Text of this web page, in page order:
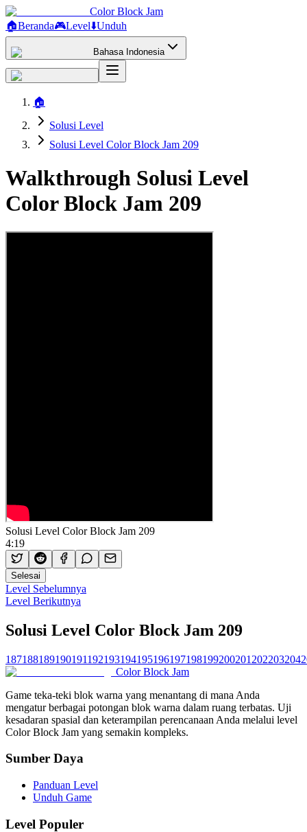
Color Block Jam
🏠Beranda🎮Level⬇️Unduh
Bahasa Indonesia
🏠
Solusi Level
Solusi Level Color Block Jam 209
Walkthrough Solusi Level
Color Block Jam 209
Solusi Level Color Block Jam 209
4:19
Selesai
Level Sebelumnya
Level Berikutnya
Solusi Level Color Block Jam 209
187188189190191192193194195196197198199200201 202203204
Color Block Jam
Game teka-teki blok warna yang menantang di mana Anda
mengatur berbagai potongan blok warna dalam ruang terbatas. Uji
kesadaran spasial dan keterampilan perencanaan Anda melalui level
Color Block Jam yang semakin kompleks.
Sumber Daya
Panduan Level
Unduh Game
Level Populer